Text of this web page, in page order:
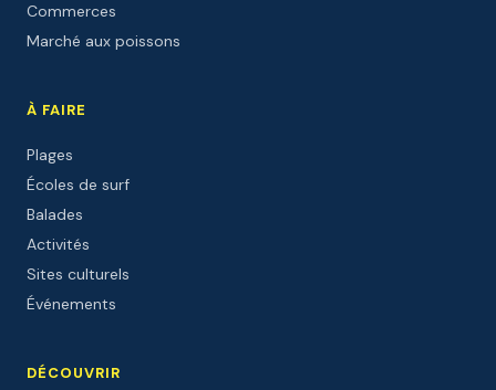
Commerces
Marché aux poissons
À FAIRE
Plages
Écoles de surf
Balades
Activités
Sites culturels
Événements
DÉCOUVRIR